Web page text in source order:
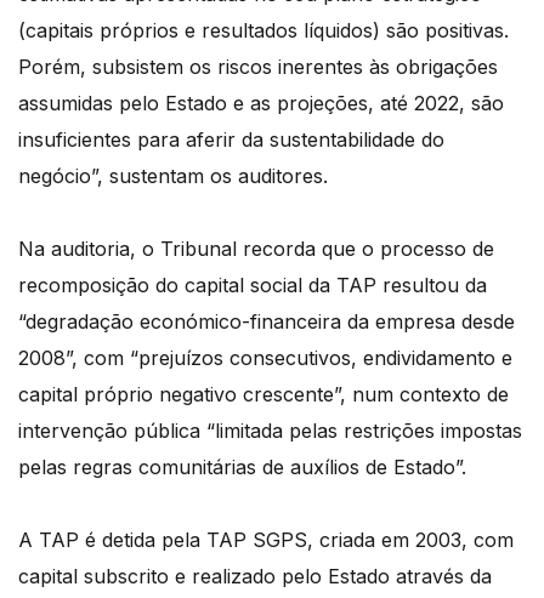
(capitais próprios e resultados líquidos) são positivas.
Porém, subsistem os riscos inerentes às obrigações
assumidas pelo Estado e as projeções, até 2022, são
insuficientes para aferir da sustentabilidade do
negócio”, sustentam os auditores.
Na auditoria, o Tribunal recorda que o processo de
recomposição do capital social da TAP resultou da
“degradação económico-financeira da empresa desde
2008”, com “prejuízos consecutivos, endividamento e
capital próprio negativo crescente”, num contexto de
intervenção pública “limitada pelas restrições impostas
pelas regras comunitárias de auxílios de Estado”.
A TAP é detida pela TAP SGPS, criada em 2003, com
capital subscrito e realizado pelo Estado através da